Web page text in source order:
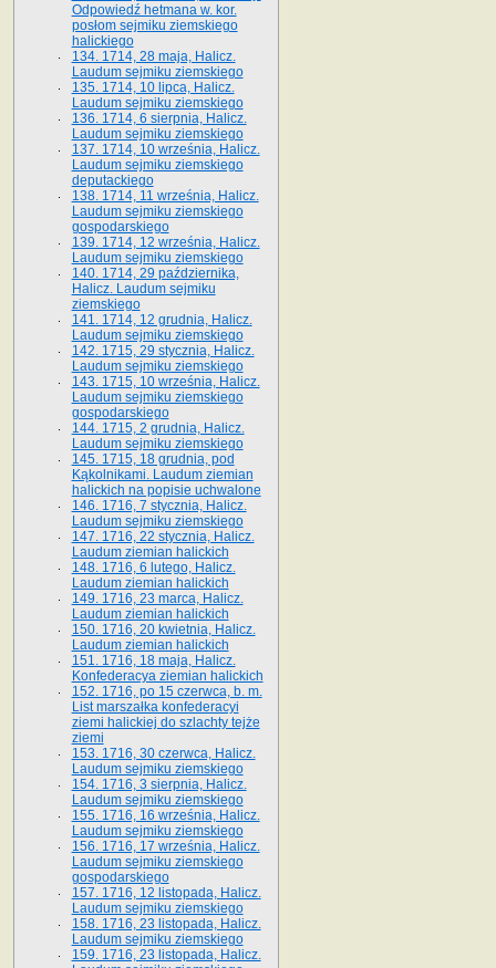
Odpowiedź hetmana w. kor.
posłom sejmiku ziemskiego
halickiego
134. 1714, 28 maja, Halicz.
Laudum sejmiku ziemskiego
135. 1714, 10 lipca, Halicz.
Laudum sejmiku ziemskiego
136. 1714, 6 sierpnia, Halicz.
Laudum sejmiku ziemskiego
137. 1714, 10 września, Halicz.
Laudum sejmiku ziemskiego
deputackiego
138. 1714, 11 września, Halicz.
Laudum sejmiku ziemskiego
gospodarskiego
139. 1714, 12 września, Halicz.
Laudum sejmiku ziemskiego
140. 1714, 29 października,
Halicz. Laudum sejmiku
ziemskiego
141. 1714, 12 grudnia, Halicz.
Laudum sejmiku ziemskiego
142. 1715, 29 stycznia, Halicz.
Laudum sejmiku ziemskiego
143. 1715, 10 września, Halicz.
Laudum sejmiku ziemskiego
gospodarskiego
144. 1715, 2 grudnia, Halicz.
Laudum sejmiku ziemskiego
145. 1715, 18 grudnia, pod
Kąkolnikami. Laudum ziemian
halickich na popisie uchwalone
146. 1716, 7 stycznia, Halicz.
Laudum sejmiku ziemskiego
147. 1716, 22 stycznia, Halicz.
Laudum ziemian halickich
148. 1716, 6 lutego, Halicz.
Laudum ziemian halickich
149. 1716, 23 marca, Halicz.
Laudum ziemian halickich
150. 1716, 20 kwietnia, Halicz.
Laudum ziemian halickich
151. 1716, 18 maja, Halicz.
Konfederacya ziemian halickich
152. 1716, po 15 czerwca, b. m.
List marszałka konfederacyi
ziemi halickiej do szlachty tejże
ziemi
153. 1716, 30 czerwca, Halicz.
Laudum sejmiku ziemskiego
154. 1716, 3 sierpnia, Halicz.
Laudum sejmiku ziemskiego
155. 1716, 16 września, Halicz.
Laudum sejmiku ziemskiego
156. 1716, 17 września, Halicz.
Laudum sejmiku ziemskiego
gospodarskiego
157. 1716, 12 listopada, Halicz.
Laudum sejmiku ziemskiego
158. 1716, 23 listopada, Halicz.
Laudum sejmiku ziemskiego
159. 1716, 23 listopada, Halicz.